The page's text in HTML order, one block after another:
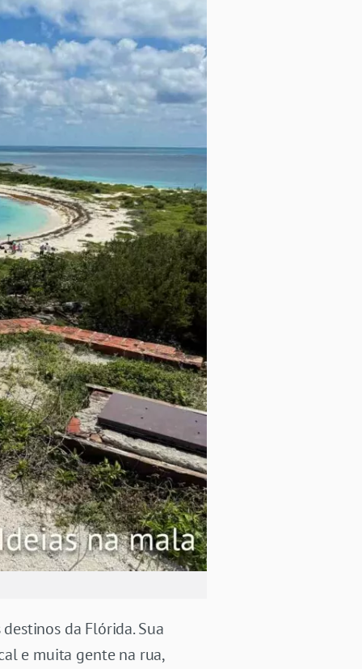
da Flórida. Sua
e muita gente na rua,